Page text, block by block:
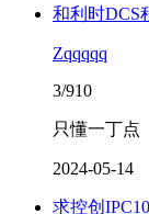
和利时DCS
Zqqqqq
3/910
只懂一丁点
2024-05-14
求控创